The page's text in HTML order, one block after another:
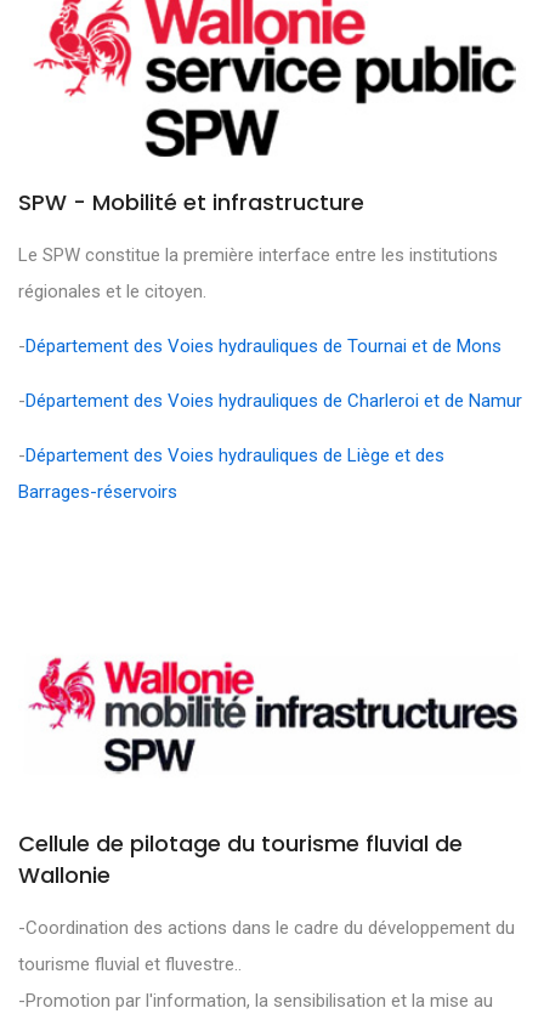
SPW - Mobilité et infrastructure
Le SPW constitue la première interface entre les institutions
régionales et le citoyen.
-Département des Voies hydrauliques de Tournai et de Mons
-Département des Voies hydrauliques de Charleroi et de Namur
-Département des Voies hydrauliques de Liège et des
Barrages-réservoirs
Cellule de pilotage du tourisme fluvial de
Wallonie
-Coordination des actions dans le cadre du développement du
tourisme fluvial et fluvestre..
-Promotion par l'information, la sensibilisation et la mise au